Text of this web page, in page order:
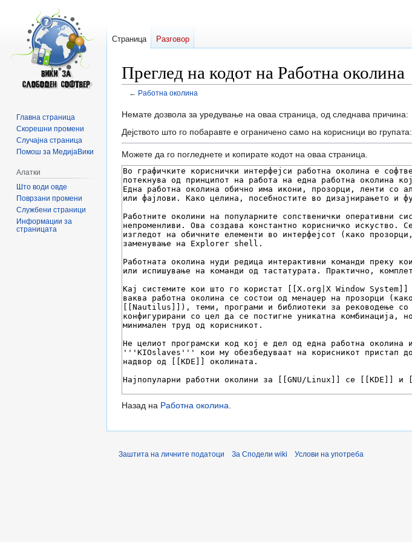
Преглед на кодот на Работна околина
← Работна околина
Прејди
на
Прејди
на
Немате дозвола за уредување на оваа страница, од следнава причина:
Дејството што го побаравте е ограничено само на корисници во групата:
Можете да го погледнете и копирате кодот на оваа страница.
Назад на Работна околина.
Страница Разговор
Главна страница
Скорешни промени
Случајна страница
Помош за МедијаВики
Алатки
Што води овде
Поврзани промени
Службени страници
Информации за
страницата
Заштита на личните податоци За Сподели wiki Услови на употреба